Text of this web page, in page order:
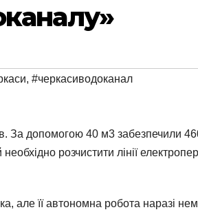
, #черкасиводоканал
За допомогою 40 м3 забезпечили
розчистити лінії
але її автономна робота наразі